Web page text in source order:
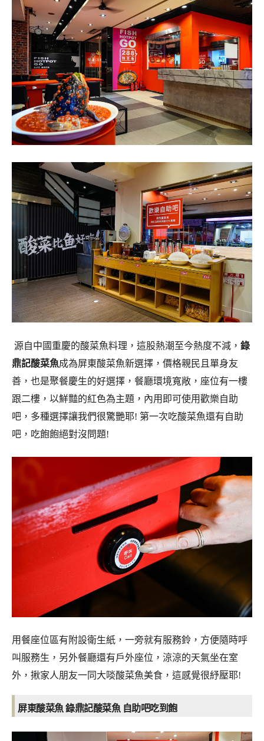
源自中國重慶的酸菜魚料理，這股熱潮至今熱度不減， 錄
鼎記酸菜魚成為屏東酸菜魚新選擇， 價格親民且單身友
善，也是聚餐慶生的好選擇，餐廳環境寬敞，座位有一樓
跟二樓，以鮮豔的紅色為主題，內用即可使用歡樂自助
吧，多種選擇讓我們很驚艷耶! 第一次吃酸菜魚還有自助
吧，吃飽飽絕對沒問題!
用餐座位區有附設衛生紙，一旁就有服務鈴，方便隨時呼
叫服務生，另外餐廳還有戶外座位，涼涼的天氣坐在室
外，揪家人朋友一同大啖酸菜魚美食，這感覺很紓壓耶!
屏東酸菜魚 錄鼎記酸菜魚 自助吧吃到飽